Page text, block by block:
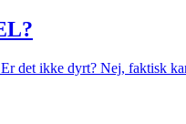
det ikke dyrt? Nej, faktisk